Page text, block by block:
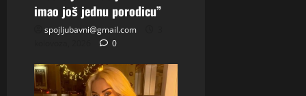
imao još jednu porodicu”
spojljubavni@gmail.com
0